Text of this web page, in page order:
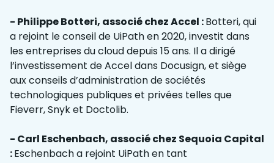
- Philippe Botteri, associé chez Accel :Botteri, qui
a rejoint le conseil de UiPath en 2020, investit dans
les entreprises du cloud depuis 15 ans. Il a dirigé
l’investissement de Accel dans Docusign, et siège
aux conseils d’administration de sociétés
technologiques publiques et privées telles que
Fieverr, Snyk et Doctolib.
- Carl Eschenbach, associé chez Sequoia Capital
:Eschenbach a rejoint UiPath en tant